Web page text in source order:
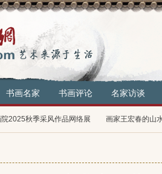
书画名家 书画评论 名家访谈
春”书画展在蚌埠市举行 泷翔书画院2025秋